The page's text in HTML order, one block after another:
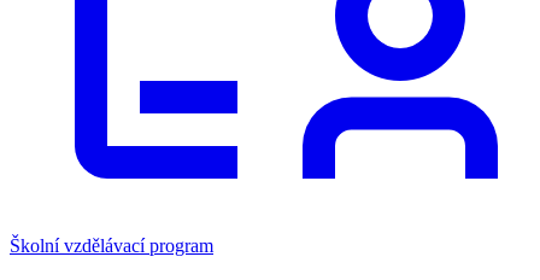
Školní vzdělávací program